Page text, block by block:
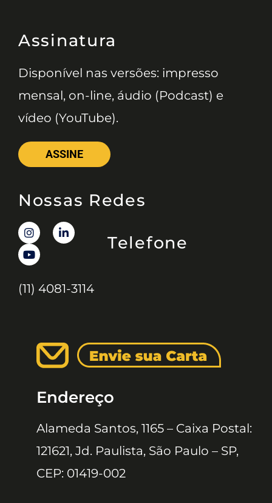
Assinatura
Disponível nas versões: impresso
mensal, on-line, áudio (Podcast) e
vídeo (YouTube).
ASSINE
Nossas Redes
Telefone
(11) 4081-3114
Endereço
Alameda Santos, 1165 – Caixa Postal:
121621, Jd. Paulista, São Paulo – SP,
CEP: 01419-002